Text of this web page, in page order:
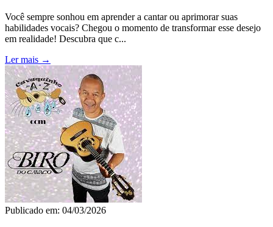
Você sempre sonhou em aprender a cantar ou aprimorar suas
habilidades vocais? Chegou o momento de transformar esse desejo
em realidade! Descubra que c...
Ler mais →
Publicado em: 04/03/2026